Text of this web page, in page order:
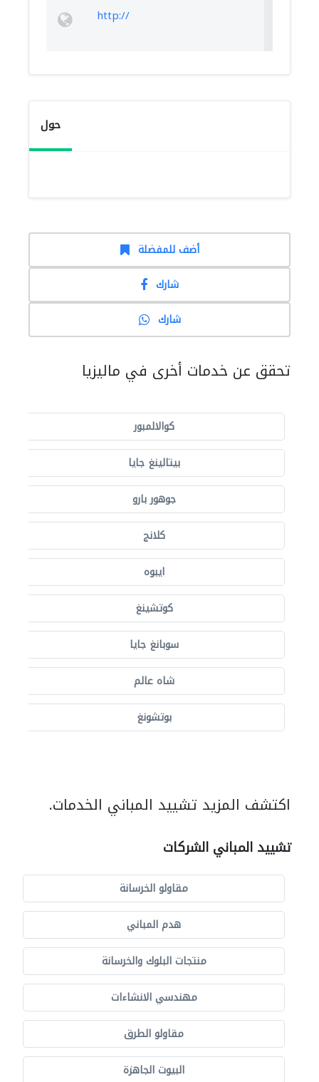
http://
حول
أضف للمفضلة
شارك
شارك
تحقق عن خدمات أخرى في ماليزيا
كوالالمبور
بيتالينغ جايا
جوهور بارو
كلانج
ايبوه
كوتشينغ
سوبانغ جايا
شاه عالم
بوتشونغ
اكتشف المزيد تشييد المباني الخدمات.
تشييد المباني الشركات
مقاولو الخرسانة
هدم المباني
منتجات البلوك والخرسانة
مهندسي الانشاءات
مقاولو الطرق
البيوت الجاهزة